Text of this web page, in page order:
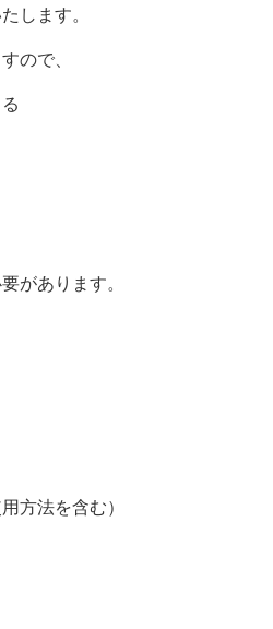
します。
ので、
があります。
法を含む）